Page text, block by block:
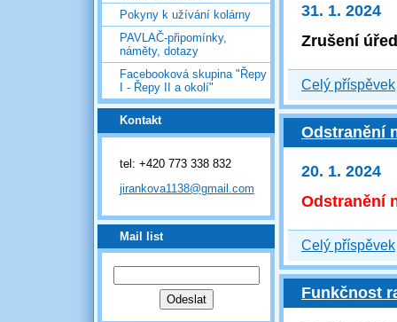
Pokyny k užívání kolárny
PAVLAČ-připomínky,
náměty, dotazy
Facebooková skupina "Řepy
I - Řepy II a okolí"
Kontakt
tel: +420 773 338 832
jirankova1138@gmail.com
Mail list
31. 1. 2024
Zrušení
Celý příspěvek
Odstranění
20. 1. 2024
Odstranění
Celý příspěvek
Funkčnost